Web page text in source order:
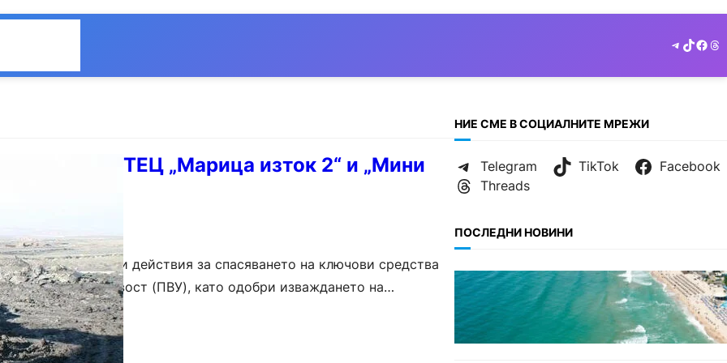
Telegram
TikTok
изважда ТЕЦ „Марица изток 2“ и „Мини
решителни действия за спасяването на ключови средства
и устойчивост (ПВУ), като одобри изваждането на
изток 2“ и „Мини Марица-изток“ от структурата…
НИЕ СМЕ В СОЦИАЛНИТЕ МРЕЖИ
Telegram TikTok
Facebook
Threads
ПОСЛЕДНИ НОВИНИ
ИКОНОМИКА
Интерактивна карта показва
всички водни бази по
Черноморието